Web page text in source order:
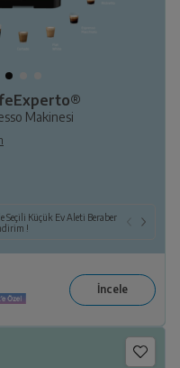
KEA Alımına
Makinesi
Seçili Küçük Ev Aleti Beraber
!